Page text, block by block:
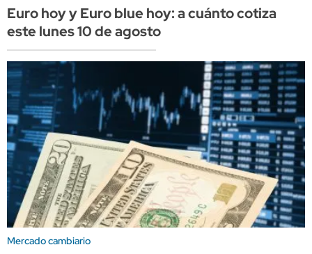
Euro hoy y Euro blue hoy: a cuánto cotiza
este lunes 10 de agosto
Mercado cambiario